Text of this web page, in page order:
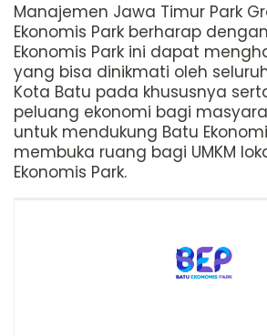
Manajemen Jawa Timur Park
Ekonomis Park berharap
Ekonomis Park ini dapat
yang bisa dinikmati oleh
Kota Batu pada khususnya
peluang ekonomi bagi
untuk mendukung Batu
membuka ruang bagi UMKM
Ekonomis Park.